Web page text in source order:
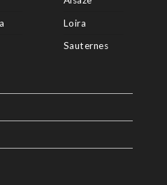
Loira
Sauternes